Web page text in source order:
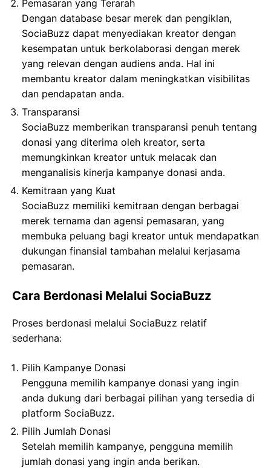
Pemasaran yang Terarah
Dengan database besar merek dan pengiklan,
SociaBuzz dapat menyediakan kreator dengan
kesempatan untuk berkolaborasi dengan merek
yang relevan dengan audiens anda. Hal ini
membantu kreator dalam meningkatkan visibilitas
dan pendapatan anda.
Transparansi
SociaBuzz memberikan transparansi penuh tentang
donasi yang diterima oleh kreator, serta
memungkinkan kreator untuk melacak dan
menganalisis kinerja kampanye donasi anda.
Kemitraan yang Kuat
SociaBuzz memiliki kemitraan dengan berbagai
merek ternama dan agensi pemasaran, yang
membuka peluang bagi kreator untuk mendapatkan
dukungan finansial tambahan melalui kerjasama
pemasaran.
Cara Berdonasi Melalui SociaBuzz
Proses berdonasi melalui SociaBuzz relatif
sederhana:
Pilih Kampanye Donasi
Pengguna memilih kampanye donasi yang ingin
anda dukung dari berbagai pilihan yang tersedia di
platform SociaBuzz.
Pilih Jumlah Donasi
Setelah memilih kampanye, pengguna memilih
jumlah donasi yang ingin anda berikan.